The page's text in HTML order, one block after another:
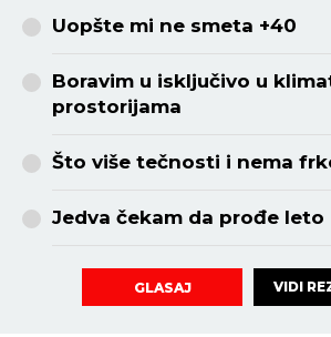
Uopšte mi ne smeta +40
Boravim u isključivo u
prostorijama
Što više tečnosti i nema
Jedva čekam da prođe leto
GLASAJ VIDI